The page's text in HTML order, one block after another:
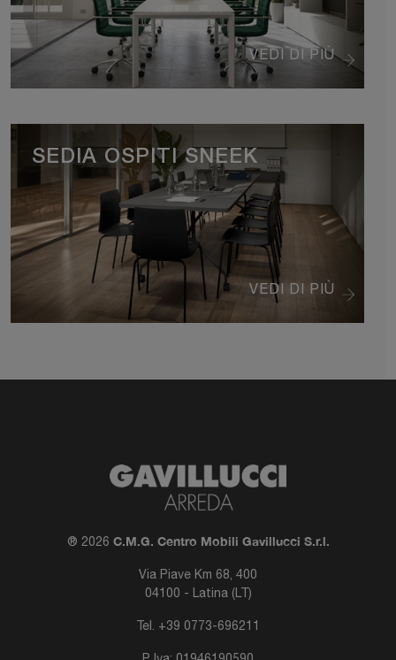
VEDI DI PIÙ
VEDI DI PIÙ
SEDIA OSPITI SNEEK
® 2026 C.M.G. Centro Mobili Gavillucci S.r.l.
Via Piave Km 68, 400
04100 - Latina (LT)
Tel. +39 0773-696211